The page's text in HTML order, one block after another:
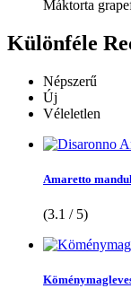
Máktorta
Különféle
Népszerű
Új
Véleletlen
Amaretto
(3.1 / 5)